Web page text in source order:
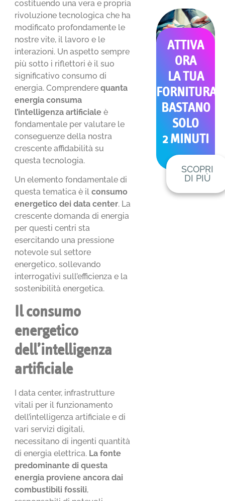
costituendo una vera e propria
rivoluzione tecnologica che ha
modificato profondamente le
nostre vite, il lavoro e le
interazioni. Un aspetto sempre
più sotto i riflettori è il suo
significativo consumo di
energia. Comprenderequanta
energia consuma
l’intelligenza artificiale è
fondamentale per valutare le
conseguenze della nostra
crescente affidabilità su
questa tecnologia.
Un elemento fondamentale di
questa tematica è ilconsumo
energetico dei data center. La
crescente domanda di energia
per questi centri sta
esercitando una pressione
notevole sul settore
energetico, sollevando
interrogativi sull’efficienza e la
sostenibilità energetica.
Il consumo
energetico
dell’intelligenza
artificiale
I data center, infrastrutture
vitali per il funzionamento
dell’intelligenza artificiale e di
vari servizi digitali,
necessitano di ingenti quantità
di energia elettrica. La fonte
predominante di questa
energia proviene ancora dai
combustibili fossili,
ATTIVA
ORA
LA TUA
FORNITURA
BASTANO
SOLO
2 MINUTI
SCOPRI
DI PIÙ